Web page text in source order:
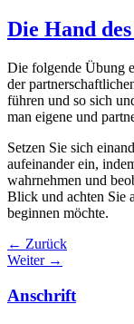
Die Hand
Die folgende Übung
der
führen und so sich
man eigene und
Setzen Sie sich
aufeinander ein,
wahrnehmen und
Blick und achten Sie
beginnen möchte.
← Zurück
Weiter →
Anschrift